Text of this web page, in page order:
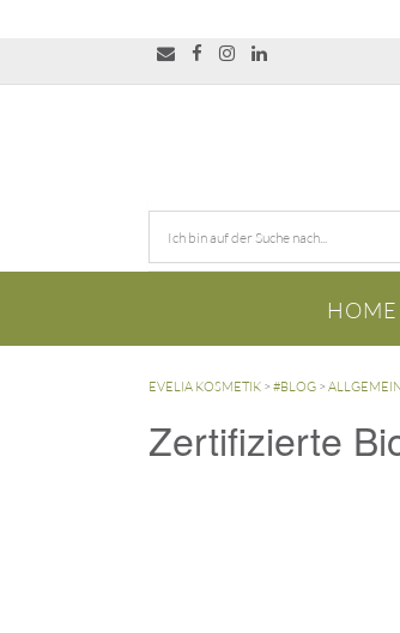
HOME
EVELIA KOSMETIK > #BLOG >
Zertifizierte